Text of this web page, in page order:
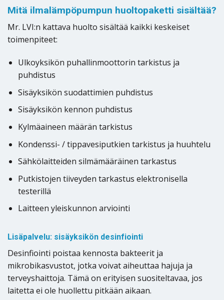
Mitä ilmalämpöpumpun huoltopaketti sisältää?
Mr. LVI:n kattava huolto sisältää kaikki keskeiset
toimenpiteet:
Ulkoyksikön puhallinmoottorin tarkistus ja
puhdistus
Sisäyksikön suodattimien puhdistus
Sisäyksikön kennon puhdistus
Kylmäaineen määrän tarkistus
Kondenssi- / tippavesiputkien tarkistus ja huuhtelu
Sähkölaitteiden silmämääräinen tarkastus
Putkistojen tiiveyden tarkastus elektronisella
testerillä
Laitteen yleiskunnon arviointi
Lisäpalvelu: sisäyksikön desinfiointi
Desinfiointi poistaa kennosta bakteerit ja
mikrobikasvustot, jotka voivat aiheuttaa hajuja ja
terveyshaittoja. Tämä on erityisen suositeltavaa, jos
laitetta ei ole huollettu pitkään aikaan.